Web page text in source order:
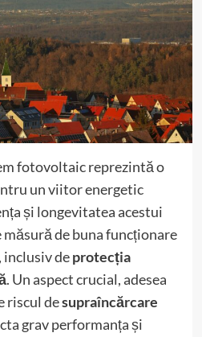
fotovoltaic reprezintă o
un viitor energetic
și longevitatea acestui
de buna funcționare
inclusiv deprotecția
. Un aspect crucial, adesea
riscul desupraîncărcare
grav performanța și